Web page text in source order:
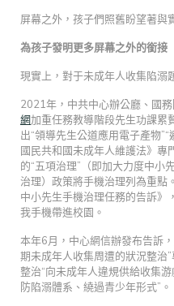
屏幕之外，孩子們照舊盼望著與
為孩子發明更多屏幕之外的銜接
現實上，對于未成年人收集陷溺
2021年，中共中心辦公廳、國
網加重任務教導階段先生功課累
出“領導先生公道應用電子產物
國民共和國未成年人維護法》專
的“五項治理”（即加大力度中小
治理）政策將手機治理列為重點
中小先生手機治理任務的告訴》
我手機帶進校園。
本年6月，中心網信辦發布告訴
期未成年人收集周遭的狀況整治
整治“向未成年人違規供給收集
防陷溺體系、繞過青少年形式”。